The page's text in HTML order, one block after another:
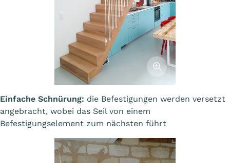
Afficher l'image
Einfache Schnürung: die Befestigungen werden versetzt
angebracht, wobei das Seil von einem
Befestigungselement zum nächsten führt